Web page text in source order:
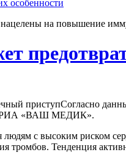
на повышение
Согласно
РИА «ВАШ МЕДИК».
с высоким риском
тромбов. Тенденция